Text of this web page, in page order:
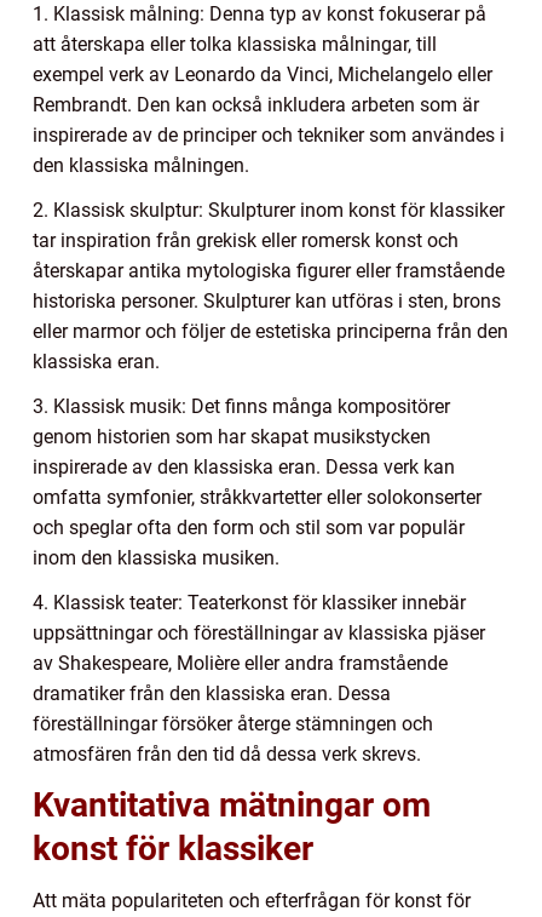
1. Klassisk målning: Denna typ av konst fokuserar på
att återskapa eller tolka klassiska målningar, till
exempel verk av Leonardo da Vinci, Michelangelo eller
Rembrandt. Den kan också inkludera arbeten som är
inspirerade av de principer och tekniker som användes i
den klassiska målningen.
2. Klassisk skulptur: Skulpturer inom konst för klassiker
tar inspiration från grekisk eller romersk konst och
återskapar antika mytologiska figurer eller framstående
historiska personer. Skulpturer kan utföras i sten, brons
eller marmor och följer de estetiska principerna från den
klassiska eran.
3. Klassisk musik: Det finns många kompositörer
genom historien som har skapat musikstycken
inspirerade av den klassiska eran. Dessa verk kan
omfatta symfonier, stråkkvartetter eller solokonserter
och speglar ofta den form och stil som var populär
inom den klassiska musiken.
4. Klassisk teater: Teaterkonst för klassiker innebär
uppsättningar och föreställningar av klassiska pjäser
av Shakespeare, Molière eller andra framstående
dramatiker från den klassiska eran. Dessa
föreställningar försöker återge stämningen och
atmosfären från den tid då dessa verk skrevs.
Kvantitativa mätningar om
konst för klassiker
Att mäta populariteten och efterfrågan för konst för